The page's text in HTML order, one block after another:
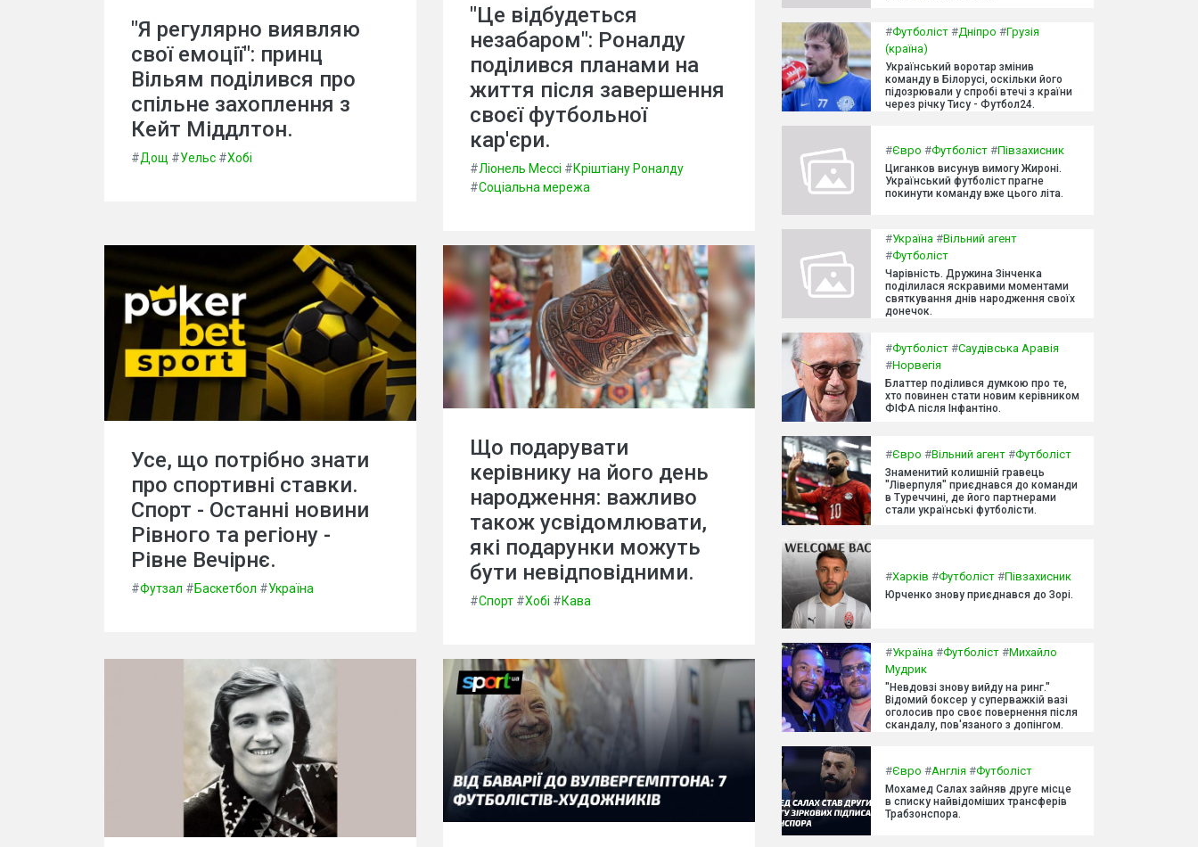
"Я регулярно виявляю
свої емоції": принц
Вільям поділився про
спільне захоплення з
Кейт Міддлтон.
#Дощ #Уельс #Хобі
"Це відбудеться
незабаром": Роналду
поділився планами на
життя після завершення
своєї футбольної
кар'єри.
#Ліонель Мессі #Кріштіану Роналду
#Соціальна мережа
Усе, що потрібно знати
про спортивні ставки.
Спорт - Останні новини
Рівного та регіону -
Рівне Вечірнє.
#Футзал #Баскетбол #Україна
Що подарувати
керівнику на його день
народження: важливо
також усвідомлювати,
які подарунки можуть
бути невідповідними.
#Спорт #Хобі #Кава
#Футболіст #Дніпро #Грузія
(країна)
Український воротар змінив
команду в Білорусі, оскільки його
підозрювали у спробі втечі з країни
через річку Тису - Футбол24.
#Євро #Футболіст #Півзахисник
Циганков висунув вимогу Жироні.
Український футболіст прагне
покинути команду вже цього літа.
#Україна #Вільний агент
#Футболіст
Чарівність. Дружина Зінченка
поділилася яскравими моментами
святкування днів народження своїх
донечок.
#Футболіст #Саудівська Аравія
#Норвегія
Блаттер поділився думкою про те,
хто повинен стати новим керівником
ФІФА після Інфантіно.
#Євро #Вільний агент #Футболіст
Знаменитий колишній гравець
"Ліверпуля" приєднався до команди
в Туреччині, де його партнерами
стали українські футболісти.
#Харків #Футболіст #Півзахисник
Юрченко знову приєднався до Зорі.
#Україна #Футболіст #Михайло
Мудрик
"Невдовзі знову вийду на ринг."
Відомий боксер у суперважкій вазі
оголосив про своє повернення після
скандалу, пов'язаного з допінгом.
#Євро #Англія #Футболіст
Мохамед Салах зайняв друге місце
в списку найвідоміших трансферів
Трабзонспора.